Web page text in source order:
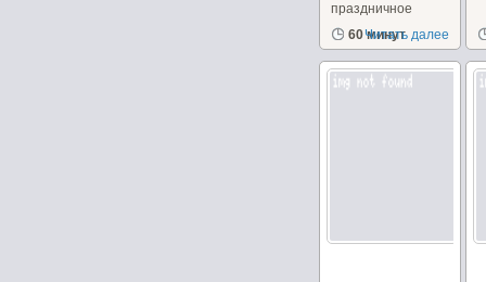
праздничное
блюдо. Взяв...
60 минут
Читать далее